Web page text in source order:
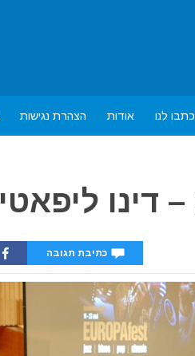
כתבו לנו אודות הצהרת נגישות
ליפאטי 2027
כתיבת תגובה